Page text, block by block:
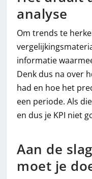
analyse
Om trends te
informatie
Denk dus na over
had en hoe het
een periode. Als
en dus je KPI niet
Aan de
moet je